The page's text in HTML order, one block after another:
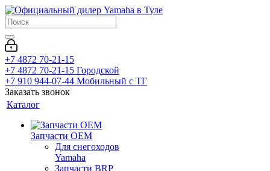
+7 4872 70-21-15
+7 4872 70-21-15 Городской
+7 910 944-07-44 Мобильный с ТГ
Заказать звонок
Каталог
Запчасти OEM
Для снегоходов
Yamaha
Запчасти BRP